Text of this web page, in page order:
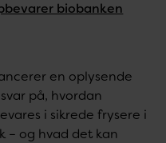
biobanken
en oplysende
på, hvordan
i sikrede frysere i
– og hvad det kan